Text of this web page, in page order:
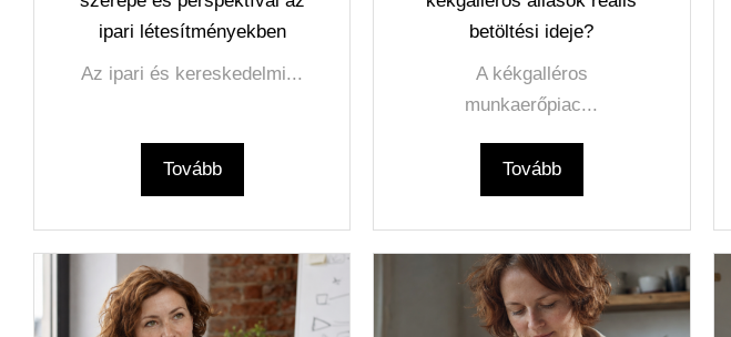
ipari létesítményekben
Az ipari és kereskedelmi...
Tovább
betöltési ideje?
A kékgalléros
munkaerőpiac...
Tovább